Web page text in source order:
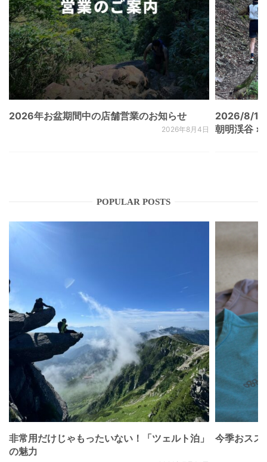
2026年お盆期間中の店舗営業のお知らせ
2026年8月4日
2026/8/
朝明渓谷 ×
POPULAR POSTS
非常用だけじゃもったいない！「ツェルト泊」
の魅力
今季おスス